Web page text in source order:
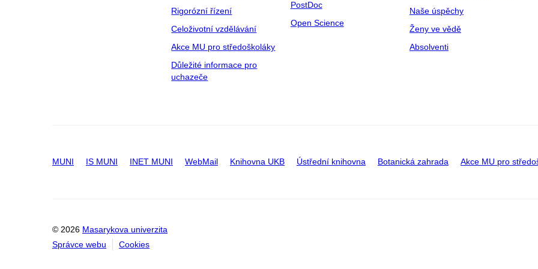
Rigorózní řízení
Celoživotní vzdělávání
Akce MU pro středoškoláky
Důležité informace pro
uchazeče
PostDoc
Open Science
Naše úspěchy
Ženy ve vědě
Absolventi
MUNI IS MUNI INET MUNI WebMail Knihovna UKB Ústřední knihovna Botanická zahrada Akce MU pro
© 2026 Masarykova univerzita
Správce webu
Cookies